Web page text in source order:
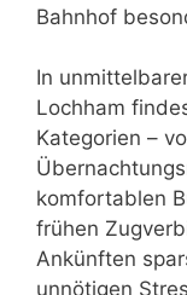
Bahnhof
In
Lochham
Kategorien –
komfortablen
frühen
Ankünften
unnötigen